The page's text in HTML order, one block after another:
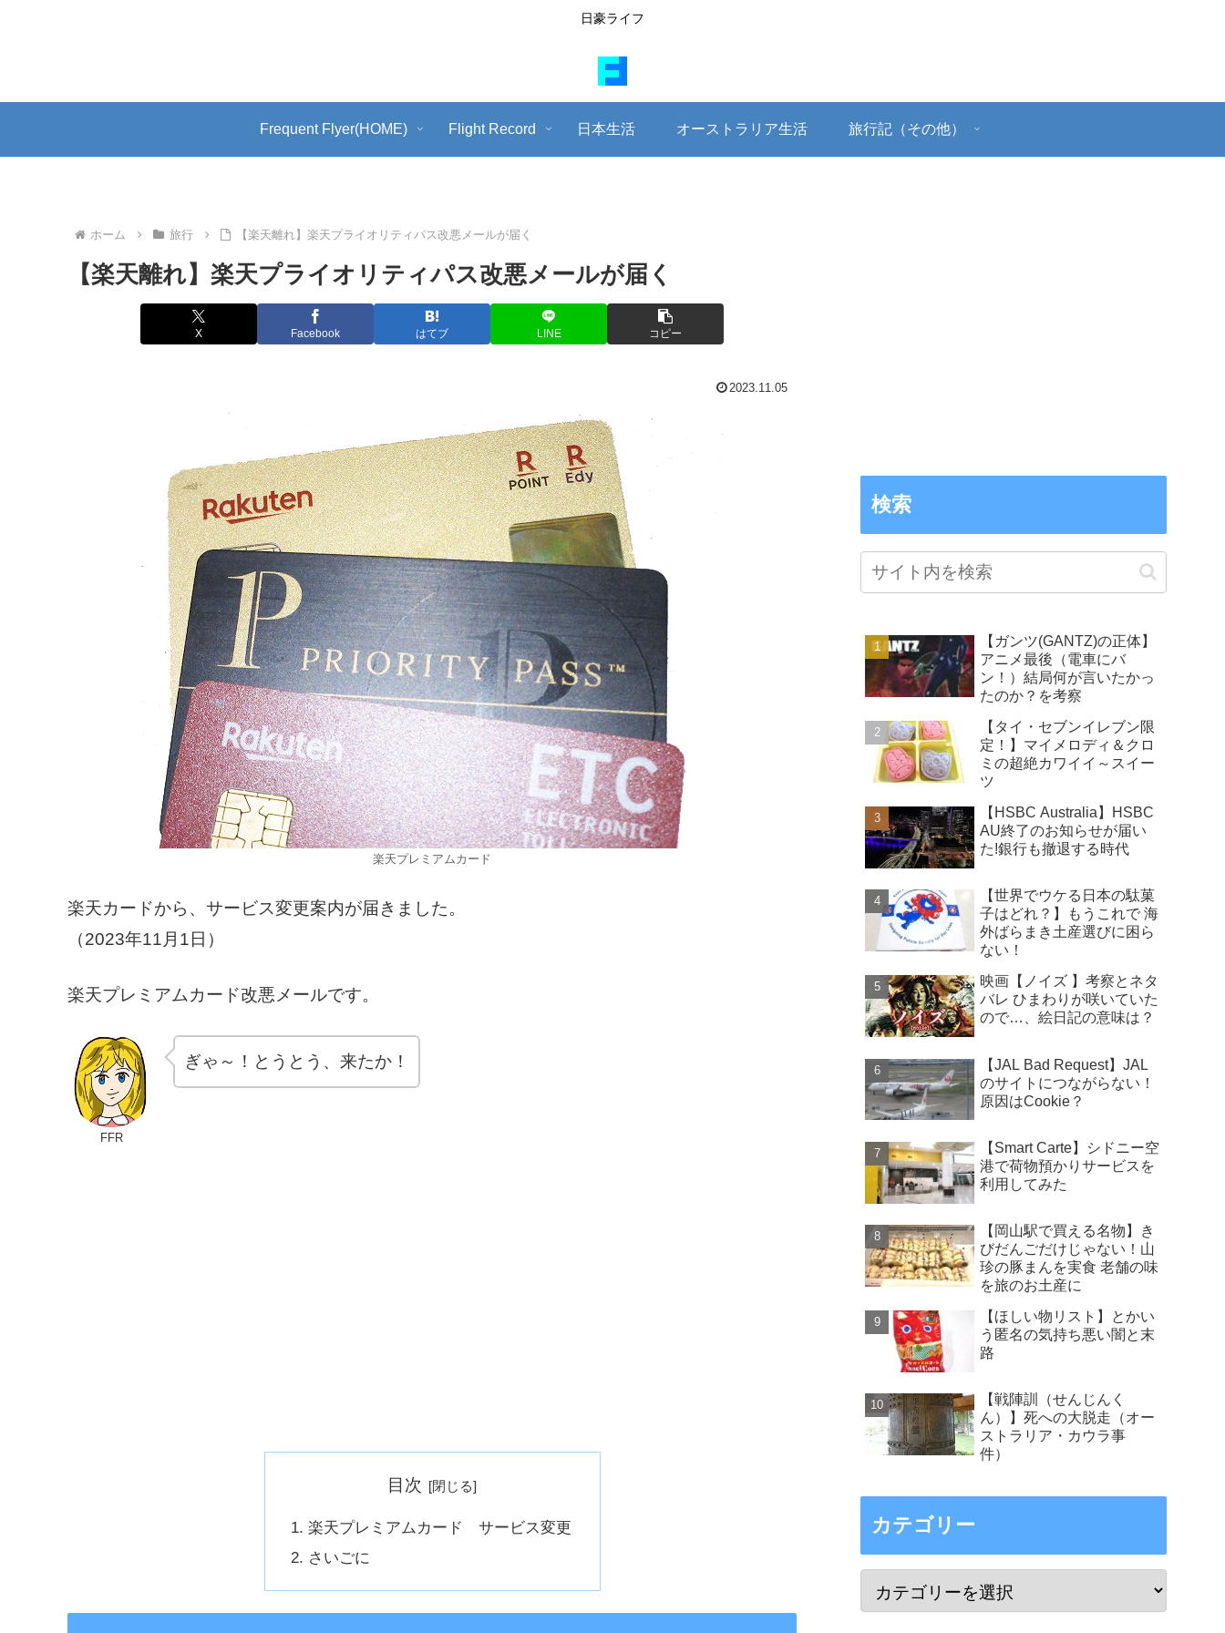
日豪ライフ
Frequent Flyer(HOME) Flight Record 日本生活 オーストラリア生活 旅行記（その他）
ホーム 旅行 【楽天離れ】楽天プライオリティパス改悪メールが届く
【楽天離れ】楽天プライオリティパス改悪メールが届く
X Facebook はてブ LINE コピー
2023.11.05
楽天プレミアムカード
楽天カードから、サービス変更案内が届きました。
（2023年11月1日）
楽天プレミアムカード改悪メールです。
FFR
ぎゃ～！とうとう、来たか！
目次
楽天プレミアムカード サービス変更
さいごに
検索
【ガンツ(GANTZ)の正体】
アニメ最後（電車にバ
ン！）結局何が言いたかっ
たのか？を考察
【タイ・セブンイレブン限
定！】マイメロディ＆クロ
ミの超絶カワイイ～スイー
ツ
【HSBC Australia】HSBC
AU終了のお知らせが届い
た!銀行も撤退する時代
【世界でウケる日本の駄菓
子はどれ？】もうこれで 海
外ばらまき土産選びに困ら
ない！
映画【ノイズ 】考察とネタ
バレ ひまわりが咲いていた
ので…、絵日記の意味は？
【JAL Bad Request】JAL
のサイトにつながらない！
原因はCookie？
【Smart Carte】シドニー空
港で荷物預かりサービスを
利用してみた
【岡山駅で買える名物】き
びだんごだけじゃない！山
珍の豚まんを実食 老舗の味
を旅のお土産に
【ほしい物リスト】とかい
う匿名の気持ち悪い闇と末
路
【戦陣訓（せんじんく
ん）】死への大脱走（オー
ストラリア・カウラ事
件）
カテゴリー